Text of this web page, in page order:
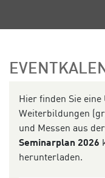
Hier finden Sie
Weiterbildungen
und Messen aus
Seminarplan 2026
herunterladen.